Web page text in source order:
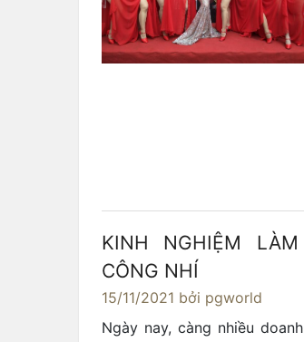
KINH NGHIỆM
CÔNG NHÍ
15/11/2021 bởi pgworld
Ngày nay, càng nhiều